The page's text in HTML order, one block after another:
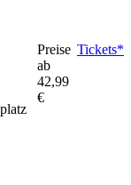
Preise
ab
42,99
€
Tickets*